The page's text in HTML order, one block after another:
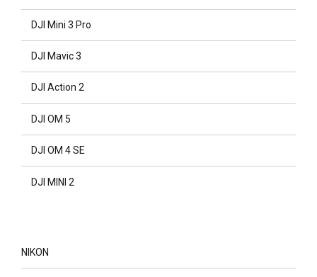
DJI Mini 3 Pro
DJI Mavic 3
DJI Action 2
DJI OM 5
DJI OM 4 SE
DJI MINI 2
NIKON